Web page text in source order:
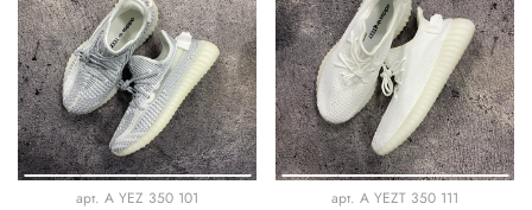
арт. A YEZ 350 101 арт. A YEZT 350 111